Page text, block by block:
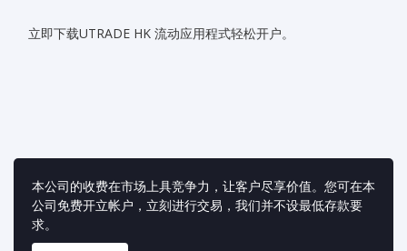
本公司的收费在市场上具竞争力，让客户尽享价值。您可在本
公司免费开立帐户，立刻进行交易，我们并不设最低存款要
求。
立即下载UTRADE HK 流动应用程式轻松开户。